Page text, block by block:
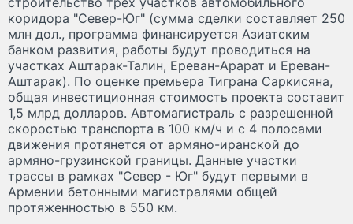
коридора "Север-Юг" (сумма сделки составляет 250
млн дол., программа финансируется Азиатским
банком развития, работы будут проводиться на
участках Аштарак-Талин, Ереван-Арарат и Ереван-
Аштарак). По оценке премьера Тиграна Саркисяна,
общая инвестиционная стоимость проекта составит
1,5 млрд долларов. Автомагистраль с разрешенной
скоростью транспорта в 100 км/ч и с 4 полосами
движения протянется от армяно-иранской до
армяно-грузинской границы. Данные участки
трассы в рамках "Север - Юг" будут первыми в
Армении бетонными магистралями общей
протяженностью в 550 км.